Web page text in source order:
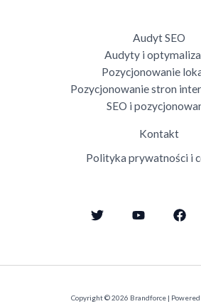
Audyt SEO
Audyty i
Pozycjonowanie
Pozycjonowanie stron
SEO i
Kontakt
Polityka prywatności i
Copyright © 2026 Brandforce |